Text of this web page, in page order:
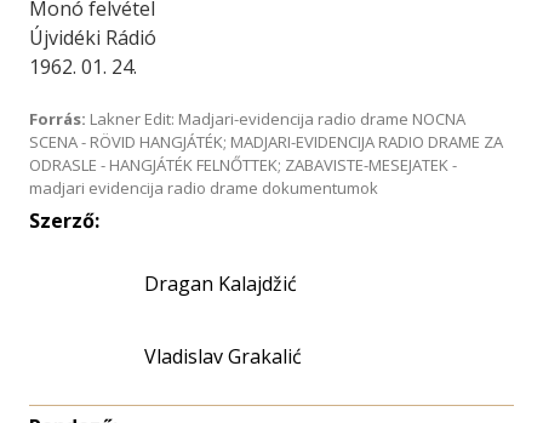
Monó felvétel
Újvidéki Rádió
1962. 01. 24.
Forrás: Lakner Edit: Madjari-evidencija radio drame NOCNA
SCENA - RÖVID HANGJÁTÉK; MADJARI-EVIDENCIJA RADIO DRAME ZA
ODRASLE - HANGJÁTÉK FELNŐTTEK; ZABAVISTE-MESEJATEK -
madjari evidencija radio drame dokumentumok
Szerző:
Dragan Kalajdžić
Vladislav Grakalić